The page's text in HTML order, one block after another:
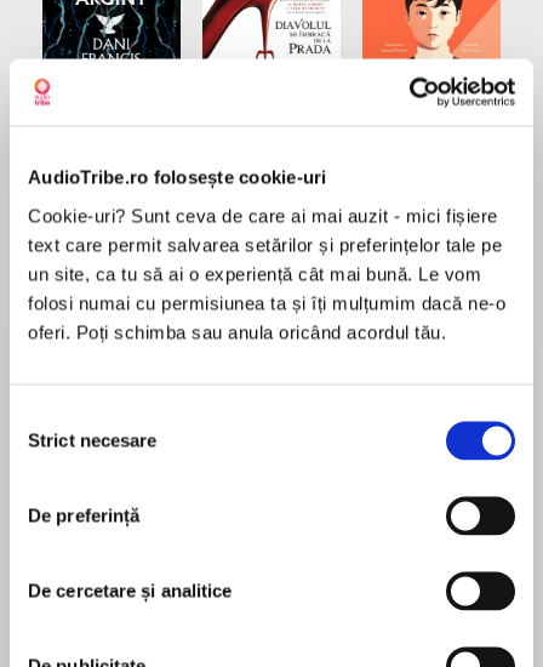
AudioTribe.ro folosește cookie-uri
Cookie-uri? Sunt ceva de care ai mai auzit - mici fișiere
text care permit salvarea setărilor și preferințelor tale pe
un site, ca tu să ai o experiență cât mai bună. Le vom
folosi numai cu permisiunea ta și îți mulțumim dacă ne-o
oferi. Poți schimba sau anula oricând acordul tău.
consimțământului
Strict necesare
De preferință
De cercetare și analitice
Desprecarte
Pornind de la William Shakespeare şi ajungând
până la Thomas Pynchon, Viaţa secretă a
celebri, încercând să abordeze toate întrebările
dificile pe care profesorii de liceu se tem să le
E adevărat că J. D. Salinger își bea propria
fapt, Lord Byron? Şi cum se face că lui Mark
Twain nu-i plăceau copiii?
MAI MULT
pentru această carte